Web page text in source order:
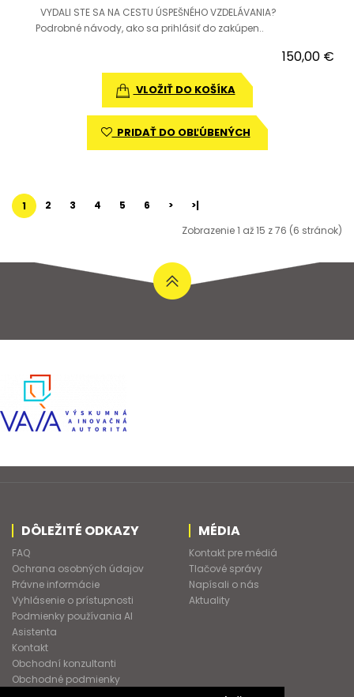
VYDALI STE SA NA CESTU ÚSPEŠNÉHO VZDELÁVANIA?
Podrobné návody, ako sa prihlásiť do zakúpen..
150,00 €
VLOŽIŤ DO KOŠÍKA
PRIDAŤ DO OBĽÚBENÝCH
1 2 3 4 5 6 >
>|
Zobrazenie 1 až 15 z 76 (6 stránok)
DÔLEŽITÉ ODKAZY
FAQ
Ochrana osobných údajov
Právne informácie
Vyhlásenie o prístupnosti
Podmienky používania AI
Asistenta
Kontakt
Obchodní konzultanti
Obchodné podmienky
MÉDIA
Kontakt pre médiá
Tlačové správy
Napísali o nás
Aktuality